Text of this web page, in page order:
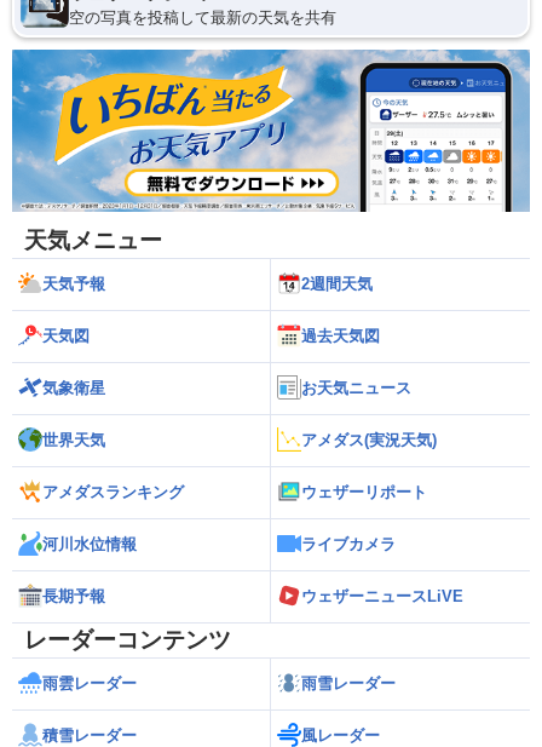
空の写真を投稿して最新の天気を共有
天気メニュー
天気予報 2週間天気
天気図 過去天気図
気象衛星 お天気ニュース
世界天気 アメダス(実況天気)
アメダスランキング ウェザーリポート
河川水位情報 ライブカメラ
長期予報 ウェザーニュースLiVE
レーダーコンテンツ
雨雲レーダー 雨雪レーダー
積雪レーダー 風レーダー